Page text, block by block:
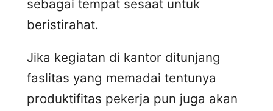
sebagai tempat sesaat untuk
beristirahat.
Jika kegiatan di kantor ditunjang
faslitas yang memadai tentunya
produktifitas pekerja pun juga akan